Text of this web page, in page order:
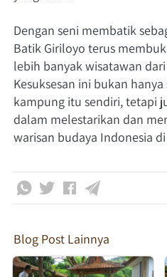
Dengan seni membatik
Batik Giriloyo terus
lebih banyak wisatawan
Kesuksesan ini bukan
kampung itu sendiri, tetapi
dalam melestarikan dan
warisan budaya Indonesia
Blog Post Lainnya